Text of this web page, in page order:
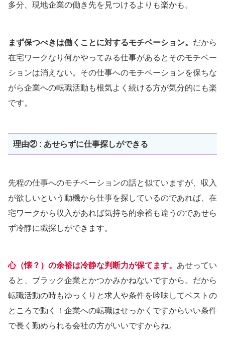
多分、現地企業の働き先を見つけるよりも楽かも。
まず保つべきは働くことに対するモチベーション。 だから
在宅ワークなり何かやってみる仕事があるとそのモチベー
ションは消えない。その仕事へのモチベーションを保ちな
がら企業への転職活動も根気よく続ける方が気分的にも楽
です。
理由② : あせらずに仕事探しができる
先程の仕事へのモチベーションの話と似ていますが、収入
が欲しいという動機から仕事を探しているのであれば、在
宅ワークから収入があれば気持ち的余裕も違うのであせら
ず冷静に職探しができます。
心（懐？）の余裕は冷静な判断力が保てます。 あせってい
ると、ブラック企業とかつかみかねないですから。だから
転職活動の時もゆっくりと求人や条件を吟味してベストの
ところで動く！企業への転職はせっかくですからいい条件
で長く勤められる会社の方がいいですからね。